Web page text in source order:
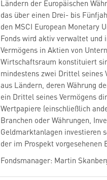
Ländern der Europäischen
das über einen Drei- bis
den MSCI European Monetary
Fonds wird aktiv verwaltet und
Vermögens in Aktien von
Wirtschaftsraum konstituiert
mindestens zwei Drittel seines
aus Ländern, deren Währung
ein Drittel seines Vermögens
Wertpapiere (einschließlich
Branchen oder Währungen,
Geldmarktanlagen investieren
der im Prospekt vorgesehenen
Fondsmanager: Martin